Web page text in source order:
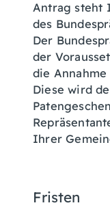
Antrag steht
des
Der
der
die Annahme
Diese wird
Ihrer
Fristen